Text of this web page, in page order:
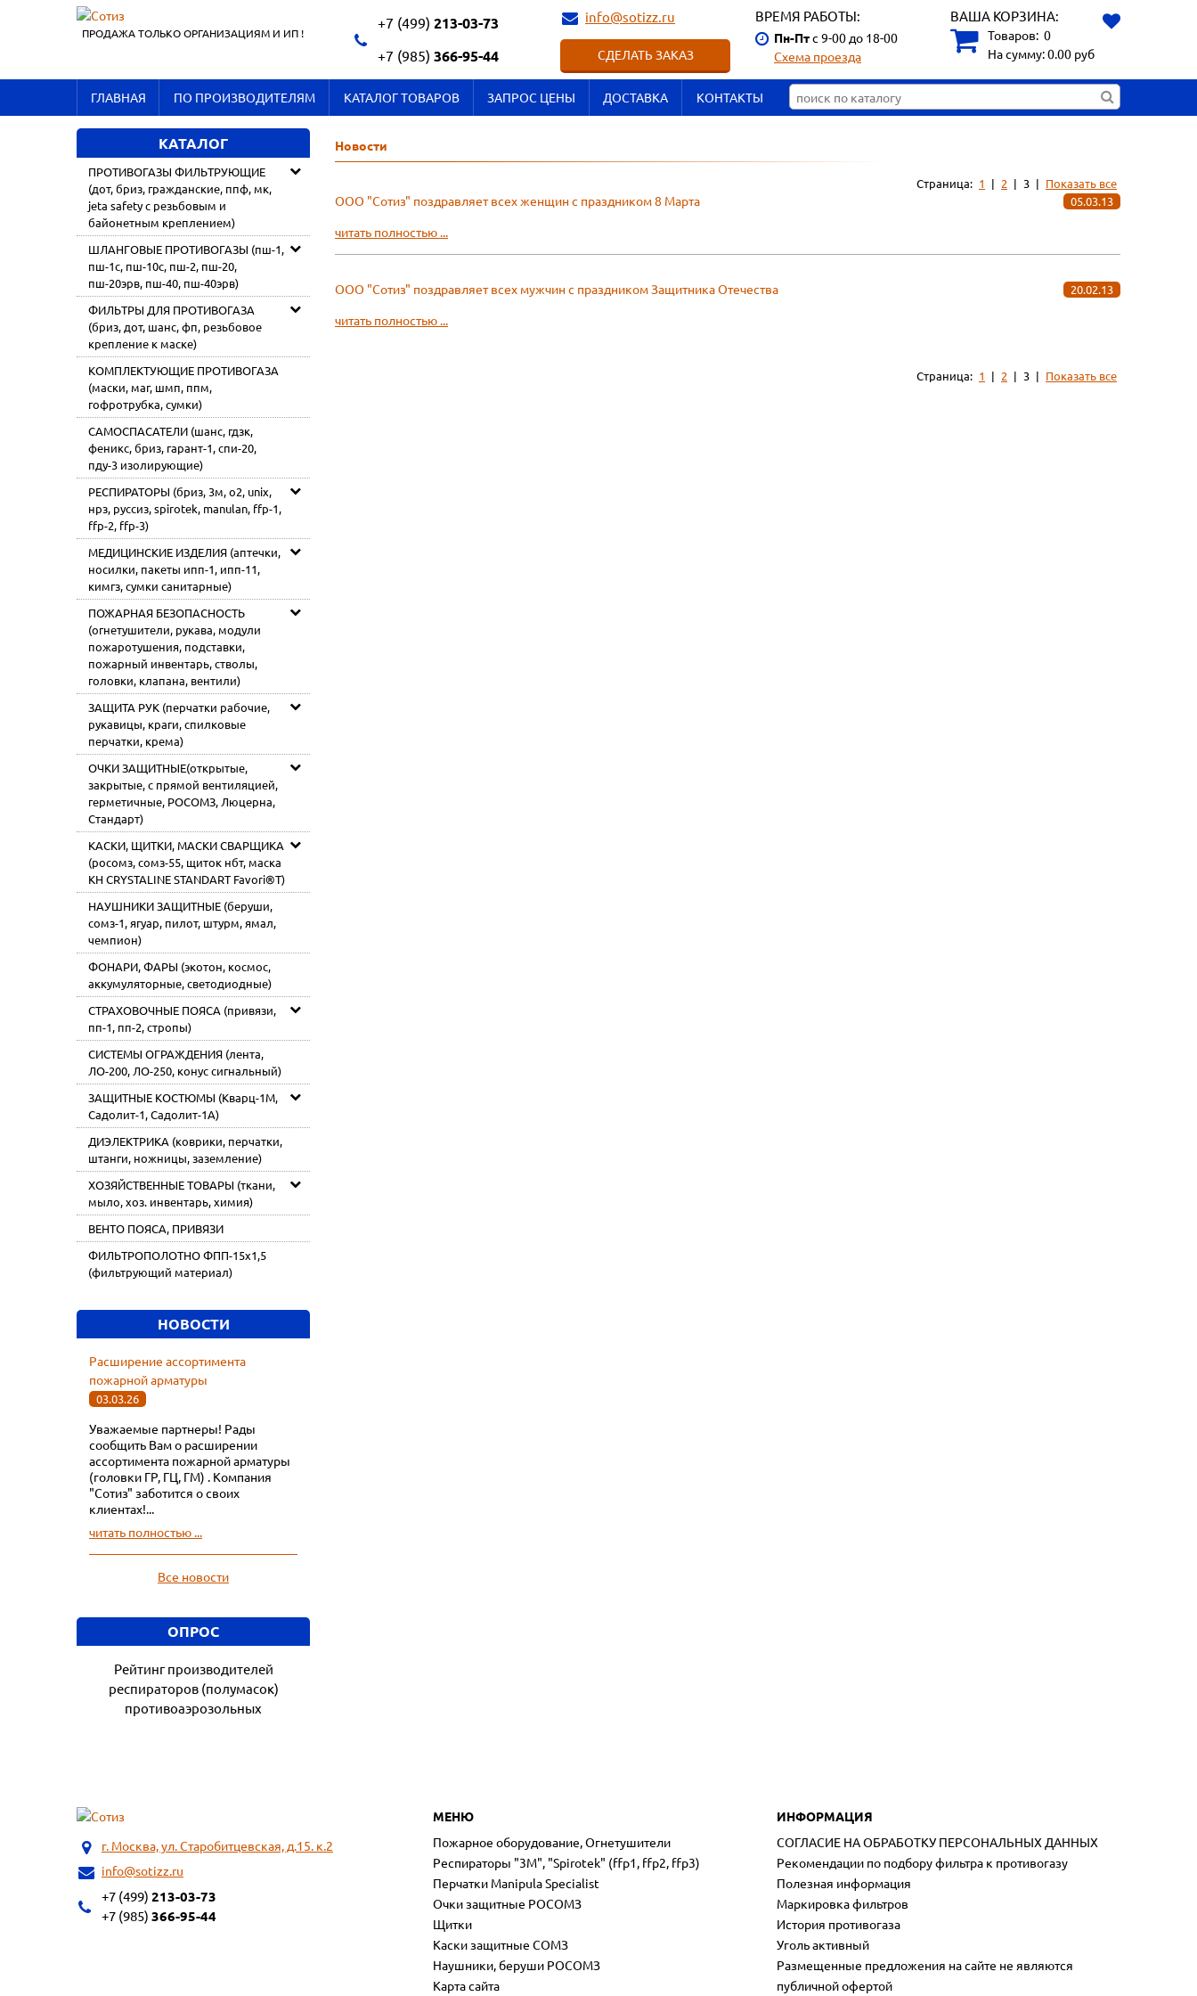
ПРОДАЖА ТОЛЬКО ОРГАНИЗАЦИЯМ И ИП !
+7 (499) 213-03-73
+7 (985) 366-95-44
info@sotizz.ru
СДЕЛАТЬ ЗАКАЗ
ВРЕМЯ РАБОТЫ:
Пн-Птс 9-00 до 18-00
Схема проезда
ВАША КОРЗИНА:
Товаров: 0
На сумму:0.00 руб
ГЛАВНАЯ ПО ПРОИЗВОДИТЕЛЯМ КАТАЛОГ ТОВАРОВ ЗАПРОС ЦЕНЫ ДОСТАВКА КОНТАКТЫ
КАТАЛОГ
ПРОТИВОГАЗЫ ФИЛЬТРУЮЩИЕ
(дот, бриз, гражданские, ппф, мк,
jeta safety с резьбовым и
байонетным креплением)
ШЛАНГОВЫЕ ПРОТИВОГАЗЫ (пш-1,
пш-1с, пш-10с, пш-2, пш-20,
пш-20эрв, пш-40, пш-40эрв)
ФИЛЬТРЫ ДЛЯ ПРОТИВОГАЗА
(бриз, дот, шанс, фп, резьбовое
крепление к маске)
КОМПЛЕКТУЮЩИЕ ПРОТИВОГАЗА
(маски, маг, шмп, ппм,
гофротрубка, сумки)
САМОСПАСАТЕЛИ (шанс, гдзк,
феникс, бриз, гарант-1, спи-20,
пду-3 изолирующие)
РЕСПИРАТОРЫ (бриз, 3м, o2, unix,
нрз, руссиз, spirotek, manulan, ffp-1,
ffp-2, ffp-3)
МЕДИЦИНСКИЕ ИЗДЕЛИЯ (аптечки,
носилки, пакеты ипп-1, ипп-11,
кимгз, сумки санитарные)
ПОЖАРНАЯ БЕЗОПАСНОСТЬ
(огнетушители, рукава, модули
пожаротушения, подставки,
пожарный инвентарь, стволы,
головки, клапана, вентили)
ЗАЩИТА РУК (перчатки рабочие,
рукавицы, краги, спилковые
перчатки, крема)
ОЧКИ ЗАЩИТНЫЕ(открытые,
закрытые, с прямой вентиляцией,
герметичные, РОСОМЗ, Люцерна,
Стандарт)
КАСКИ, ЩИТКИ, МАСКИ СВАРЩИКА
(росомз, сомз-55, щиток нбт, маска
КН CRYSTALINE STANDART Favori®T)
НАУШНИКИ ЗАЩИТНЫЕ (беруши,
сомз-1, ягуар, пилот, штурм, ямал,
чемпион)
ФОНАРИ, ФАРЫ (экотон, космос,
аккумуляторные, светодиодные)
СТРАХОВОЧНЫЕ ПОЯСА (привязи,
пп-1, пп-2, стропы)
СИСТЕМЫ ОГРАЖДЕНИЯ (лента,
ЛО-200, ЛО-250, конус сигнальный)
ЗАЩИТНЫЕ КОСТЮМЫ (Кварц-1М,
Садолит-1, Садолит-1А)
ДИЭЛЕКТРИКА (коврики, перчатки,
штанги, ножницы, заземление)
ХОЗЯЙСТВЕННЫЕ ТОВАРЫ (ткани,
мыло, хоз. инвентарь, химия)
ВЕНТО ПОЯСА, ПРИВЯЗИ
ФИЛЬТРОПОЛОТНО ФПП-15х1,5
(фильтрующий материал)
НОВОСТИ
Расширение ассортимента
пожарной арматуры
03.03.26
Уважаемые партнеры! Рады
сообщить Вам о расширении
ассортимента пожарной арматуры
(головки ГР, ГЦ, ГМ) . Компания
"Сотиз" заботится о своих
клиентах!...
читать полностью ...
Все новости
ОПРОС
Рейтинг производителей
респираторов (полумасок)
противоаэрозольных
Новости
Страница: 1 | 2 | 3 | Показать все
ООО "Сотиз" поздравляет всех женщин с праздником 8 Марта 05.03.13
читать полностью ...
ООО "Сотиз" поздравляет всех мужчин с праздником Защитника Отечества 20.02.13
читать полностью ...
Страница: 1 | 2 | 3 | Показать все
г. Москва, ул. Старобитцевская, д.15. к.2
info@sotizz.ru
+7 (499) 213-03-73
+7 (985) 366-95-44
МЕНЮ
Пожарное оборудование, Огнетушители
Респираторы "3М", "Spirotek" (ffp1, ffp2, ffp3)
Перчатки Manipula Specialist
Очки защитные РОСОМЗ
Щитки
Каски защитные СОМЗ
Наушники, беруши РОСОМЗ
Карта сайта
ИНФОРМАЦИЯ
СОГЛАСИЕ НА ОБРАБОТКУ ПЕРСОНАЛЬНЫХ ДАННЫХ
Рекомендации по подбору фильтра к противогазу
Полезная информация
Маркировка фильтров
История противогаза
Уголь активный
Размещенные предложения на сайте не являются
публичной офертой